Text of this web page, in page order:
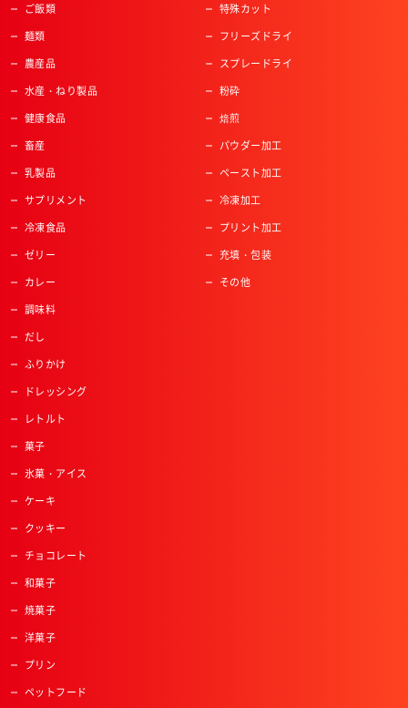
ご飯類
麺類
農産品
水産・ねり製品
健康食品
畜産
乳製品
サプリメント
冷凍食品
ゼリー
カレー
調味料
だし
ふりかけ
ドレッシング
レトルト
菓子
氷菓・アイス
ケーキ
クッキー
チョコレート
和菓子
焼菓子
洋菓子
プリン
ペットフード
特殊カット
フリーズドライ
スプレードライ
粉砕
焙煎
パウダー加工
ペースト加工
冷凍加工
プリント加工
充填・包装
その他